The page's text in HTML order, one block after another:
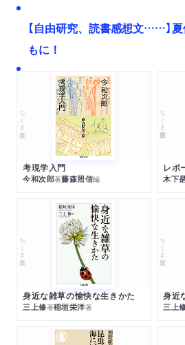
【自由研究、読書感想文……】
もに！
ちくま文庫
考現学入門
今和次郎著藤森照信編
ちくま学芸文庫
レポ
木下
ちくま文庫
身近な雑草の愉快な生きかた
三上修著稲垣栄洋著
ちくま文庫
身近
三上